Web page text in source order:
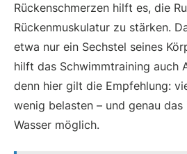
Rückenschmerzen hilft es, die
Rückenmuskulatur zu stärken.
etwa nur ein Sechstel seines
hilft das Schwimmtraining auch
denn hier gilt die Empfehlung:
wenig belasten – und genau
Wasser möglich.